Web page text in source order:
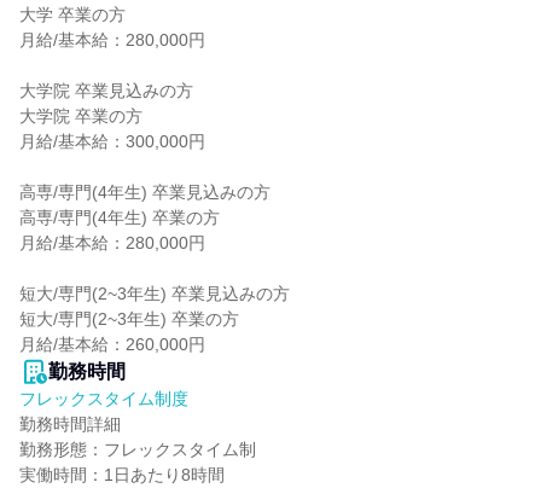
大学 卒業の方
月給/基本給：280,000円
大学院 卒業見込みの方
大学院 卒業の方
月給/基本給：300,000円
高専/専門(4年生) 卒業見込みの方
高専/専門(4年生) 卒業の方
月給/基本給：280,000円
短大/専門(2~3年生) 卒業見込みの方
短大/専門(2~3年生) 卒業の方
月給/基本給：260,000円
勤務時間
フレックスタイム制度
勤務時間詳細
勤務形態：フレックスタイム制
実働時間：1日あたり8時間